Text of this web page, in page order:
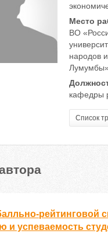
Место
ВО
народов
Лумумбы»
кафедры
Список
рейтинговой
и успеваемость